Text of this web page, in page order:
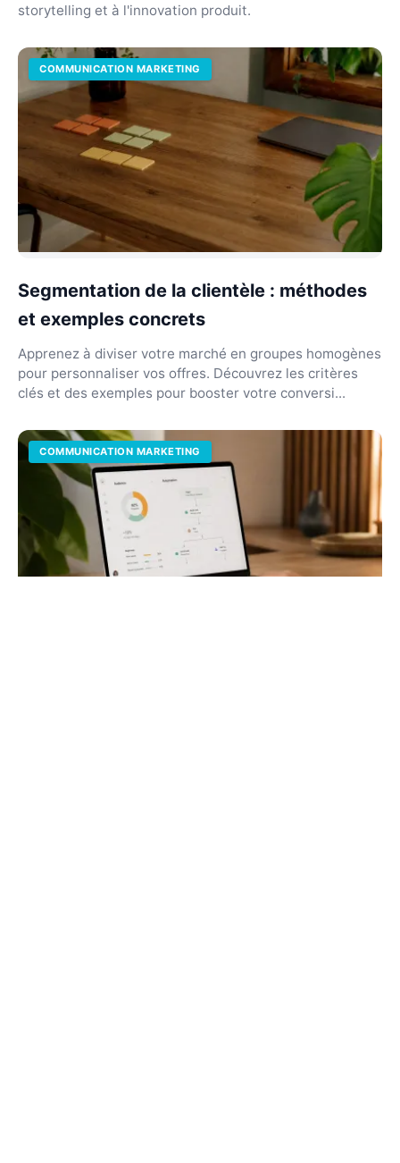
storytelling et à l'innovation produit.
COMMUNICATION MARKETING
Segmentation de la clientèle : méthodes
et exemples concrets
Apprenez à diviser votre marché en groupes homogènes
pour personnaliser vos offres. Découvrez les critères
clés et des exemples pour booster votre conversi...
COMMUNICATION MARKETING